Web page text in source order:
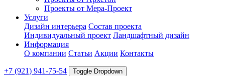
Проекты от Мера-Проект
Услуги
Дизайн интерьера Состав проекта
Индивидуальный проект Ландшафтный дизайн
Информация
О компании Статьи Акции Контакты
+7 (921) 941-75-54 Toggle Dropdown